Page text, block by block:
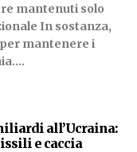
mantenuti solo
mantenere i
all’Ucraina:
e caccia